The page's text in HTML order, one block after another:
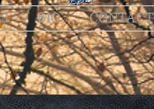
BIO CONTACT